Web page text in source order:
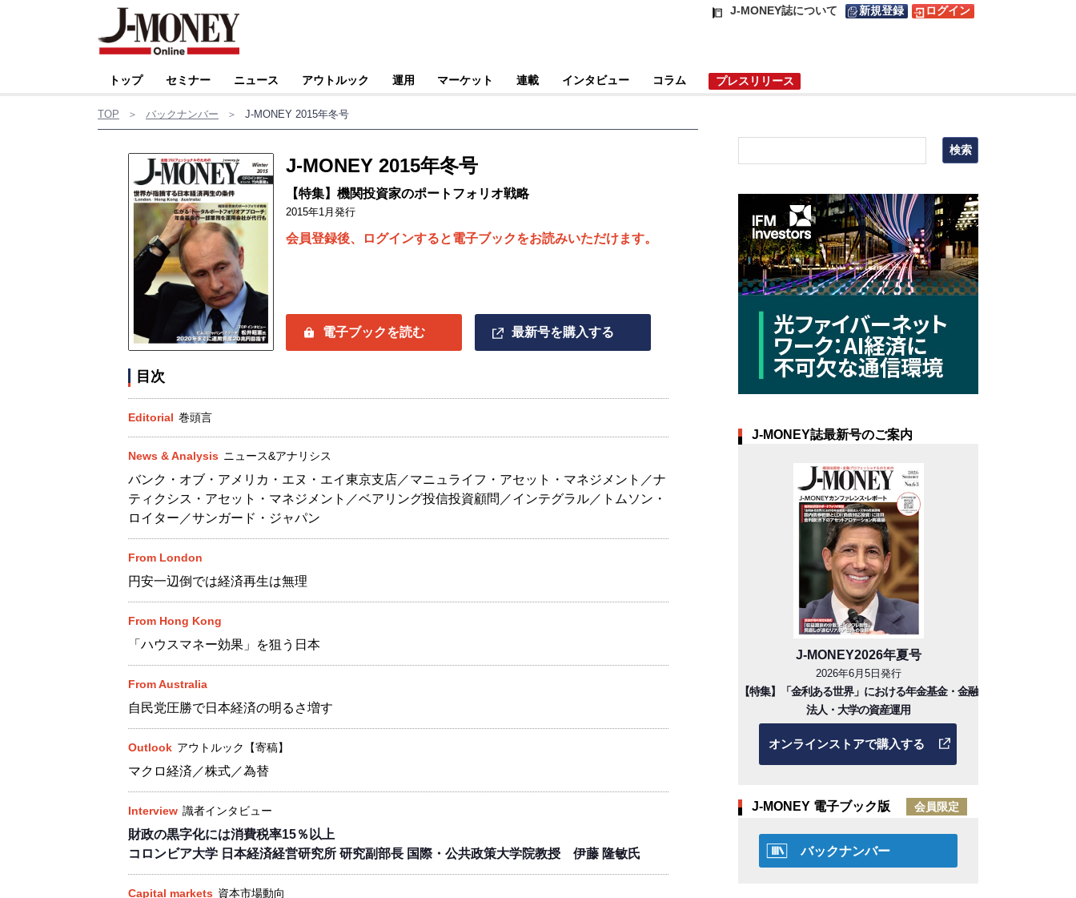
J-MONEY誌について 新規登録 ログイン
トップ セミナー ニュース アウトルック 運用 マーケット 連載 インタビュー コラム プレスリリース
TOP ＞ バックナンバー ＞ J-MONEY 2015年冬号
J-MONEY 2015年冬号
【特集】機関投資家のポートフォリオ戦略
2015年1月発行
会員登録後、ログインすると電子ブックをお読みいただけます。
電子ブックを読む 最新号を購入する
目次
Editorial 巻頭言
News & Analysis ニュース&アナリシス
バンク・オブ・アメリカ・エヌ・エイ東京支店／マニュライフ・アセット・マネジメント／ナ
ティクシス・アセット・マネジメント／ベアリング投信投資顧問／インテグラル／トムソン・
ロイター／サンガード・ジャパン
From London
円安一辺倒では経済再生は無理
From Hong Kong
「ハウスマネー効果」を狙う日本
From Australia
自民党圧勝で日本経済の明るさ増す
Outlook アウトルック【寄稿】
マクロ経済／株式／為替
Interview 識者インタビュー
財政の黒字化には消費税率15％以上
コロンビア大学 日本経済経営研究所 研究副部長 国際・公共政策大学院教授 伊藤 隆敏氏
Capital markets 資本市場動向
J-MONEY誌最新号のご案内
J-MONEY2026年夏号
2026年6月5日発行
【特集】「金利ある世界」における年金基金・金融
法人・大学の資産運用
オンラインストアで購入する
J-MONEY 電子ブック版 会員限定
バックナンバー